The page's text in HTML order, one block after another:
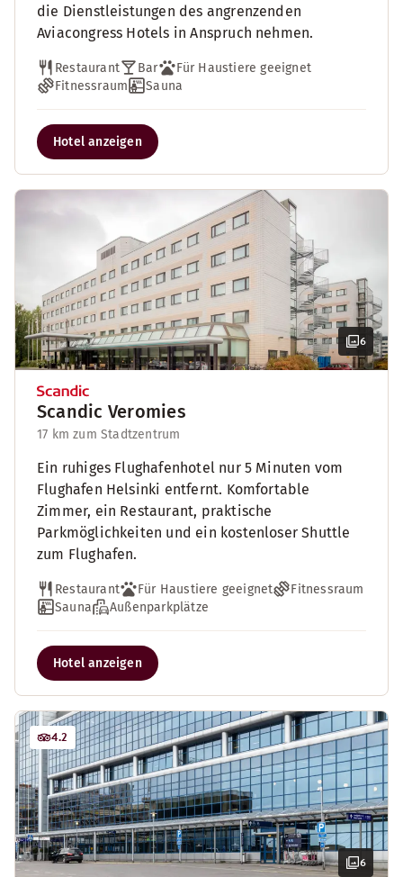
die Dienstleistungen des angrenzenden
Aviacongress Hotels in Anspruch nehmen.
Restaurant Bar
Für Haustiere geeignet
Fitnessraum
Sauna
Hotel anzeigen
6
Scandic Veromies
17 km zum Stadtzentrum
Ein ruhiges Flughafenhotel nur 5 Minuten vom
Flughafen Helsinki entfernt. Komfortable
Zimmer, ein Restaurant, praktische
Parkmöglichkeiten und ein kostenloser Shuttle
zum Flughafen.
Restaurant Für Haustiere geeignet
Fitnessraum
Sauna
Außenparkplätze
Hotel anzeigen
6
4.2